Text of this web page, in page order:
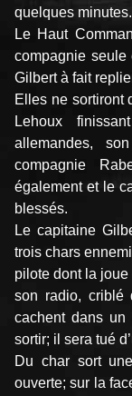
quelques minutes.
Le Haut
compagnie seule
Gilbert à fait
Elles ne sortiront
Lehoux
allemandes,
compagnie
également et le
blessés.
Le capitaine
trois chars
pilote dont la
son radio, criblé
cachent dans un
sortir; il sera tué
Du char sort
ouverte; sur la